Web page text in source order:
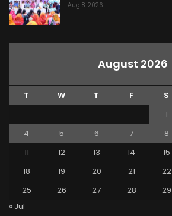
Aug 8, 2026
August 2026
T W T F S
1
4
5 6 7 8
11
12 13 14 15
18
19 20 21 22
25
26 27 28 29
« Jul